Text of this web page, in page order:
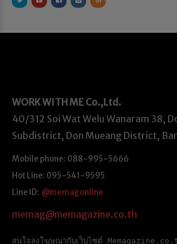
WORK WITH ME Co.,Ltd.
40/312 Soi Wat Welu Wanaram 38,
Subdistrict, Don Mueang District,
Mobile phone: 088-995-5666
Hot Line: 095-541-9595
Line ID: @memagonline
memag@memagazine.co.th
สนใจลงโฆษณากับเว็บไซต์